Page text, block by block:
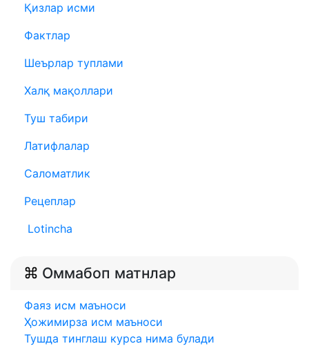
Қизлар исми
Фактлар
Шеърлар туплами
Халқ мақоллари
Туш табири
Латифлалар
Саломатлик
Рецеплар
Lotincha
Оммабоп матнлар
Фаяз исм маъноси
Ҳожимирза исм маъноси
Тушда тинглаш курса нима булади